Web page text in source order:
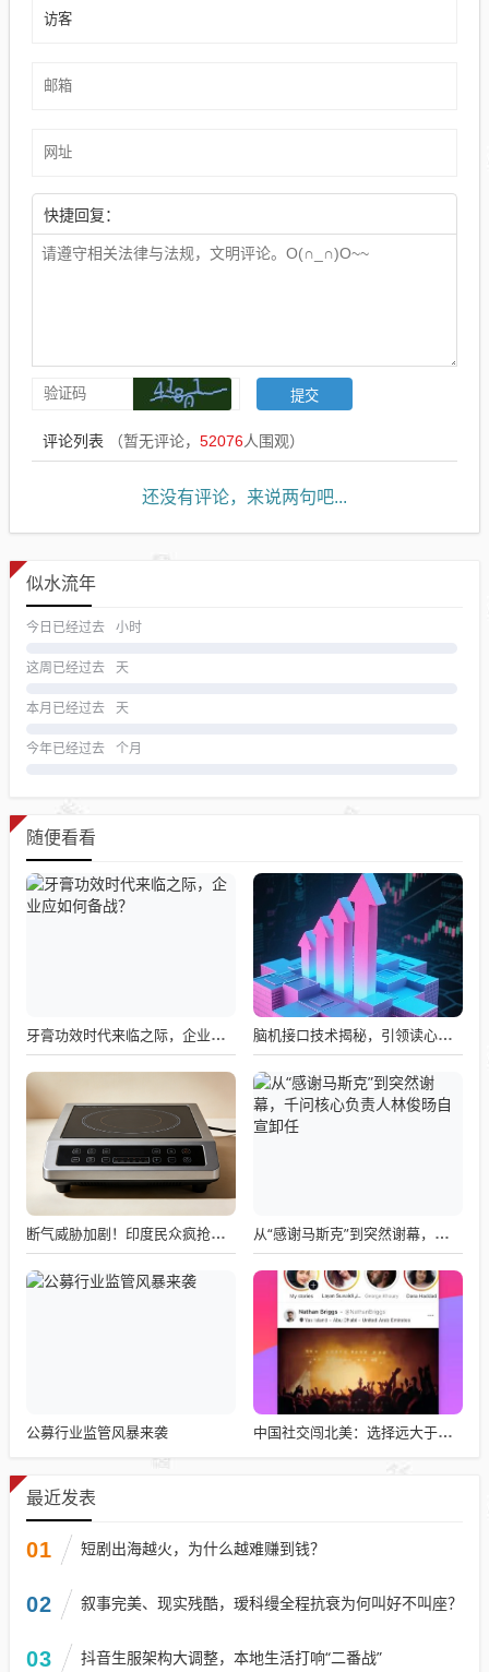
快捷回复：
评论列表 （暂无评论， 52076人围观）
还没有评论，来说两句吧...
似水流年
今日已经过去 小时
这周已经过去 天
本月已经过去 天
今年已经过去 个月
随便看看
牙膏功效时代来临之际，企业应如何备战？ 脑机接口技术揭秘，引领读心术革命的领跑者大盘点
断气威胁加剧！印度民众疯抢电磁炉 制造商将从中国空运部件 从“感谢马斯克”到突然谢幕，千问核心负责人林俊旸自宣卸任
公募行业监管风暴来袭 中国社交闯北美：选择远大于努力
最近发表
01 短剧出海越火，为什么越难赚到钱？
02 叙事完美、现实残酷，瑷科缦全程抗衰为何叫好不叫座？
03 抖音生服架构大调整，本地生活打响“二番战”